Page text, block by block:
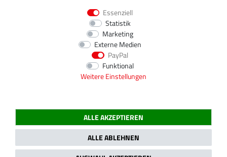
2020 Magnos Turbosystems GmbH | Alle Preise inklusive gesetzlicher MwSt.
Essenziell
Statistik
Marketing
Externe Medien
PayPal
Funktional
Weitere Einstellungen
ALLE AKZEPTIEREN
ALLE ABLEHNEN